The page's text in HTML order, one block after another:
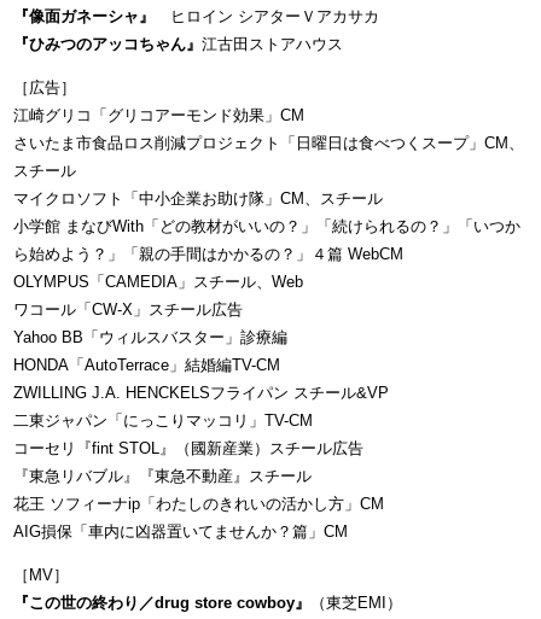
『像面ガネーシャ』
ヒロイン シアターＶアカサカ
『ひみつのアッコちゃん』江古田ストアハウス
［広告］
江崎グリコ「グリコアーモンド効果」CM
さいたま市食品ロス削減プロジェクト「日曜日は食べつくスープ」CM、
スチール
マイクロソフト「中小企業お助け隊」CM、スチール
小学館 まなびWith「どの教材がいいの？」「続けられるの？」「いつか
ら始めよう？」「親の手間はかかるの？」４篇 WebCM
OLYMPUS「CAMEDIA」スチール、Web
ワコール「CW-X」スチール広告
Yahoo BB「ウィルスバスター」診療編
HONDA「AutoTerrace」結婚編TV-CM
ZWILLING J.A. HENCKELSフライパン スチール&VP
二東ジャパン「にっこりマッコリ」TV-CM
コーセリ『fint STOL』（國新産業）スチール広告
『東急リバブル』『東急不動産』スチール
花王 ソフィーナip「わたしのきれいの活かし方」CM
AIG損保「車内に凶器置いてませんか？篇」CM
［MV］
『この世の終わり／drug store cowboy』
（東芝EMI）